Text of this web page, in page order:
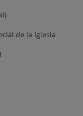
de la Iglesia